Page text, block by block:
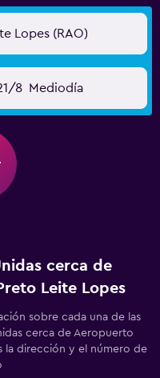
Lopes (RAO)
8 Mediodía
cerca de
Leite Lopes
sobre cada una de las
cerca de Aeropuerto
la dirección y el número de